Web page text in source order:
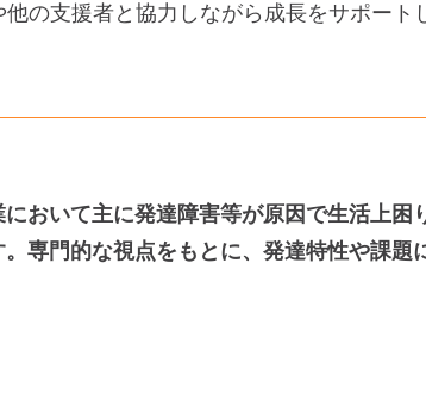
の支援者と協力しながら成長をサポー
おいて主に発達障害等が原因で⽣活上
専門的な視点をもとに、発達特性や課題